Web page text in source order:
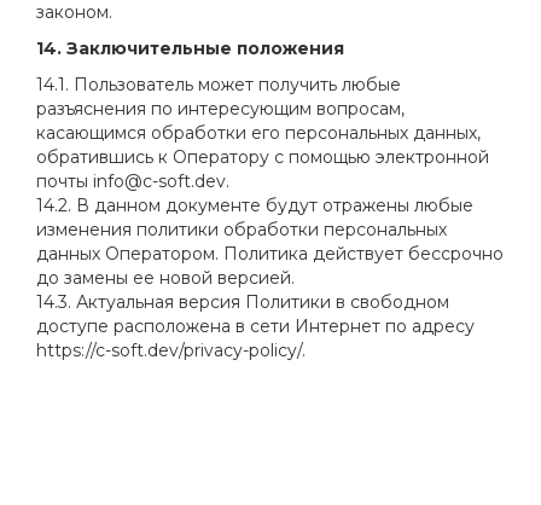
законом.
14. Заключительные положения
14.1. Пользователь может получить любые
разъяснения по интересующим вопросам,
касающимся обработки его персональных данных,
обратившись к Оператору с помощью электронной
почты info@c-soft.dev.
14.2. В данном документе будут отражены любые
изменения политики обработки персональных
данных Оператором. Политика действует бессрочно
до замены ее новой версией.
14.3. Актуальная версия Политики в свободном
доступе расположена в сети Интернет по адресу
https://c-soft.dev/privacy-policy/.